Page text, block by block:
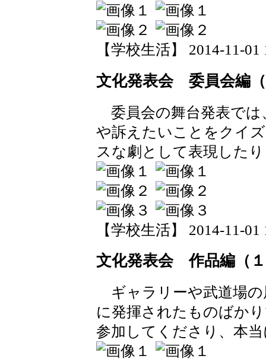
【学校生活】 2014-11-01
文化発表会 委員会編
委員会の舞台発表では
や訴えたいことをクイ
スな劇として表現した
【学校生活】 2014-11-01
文化発表会 作品編（
ギャラリーや武道場の
に発揮されたものばか
参加してくださり、本